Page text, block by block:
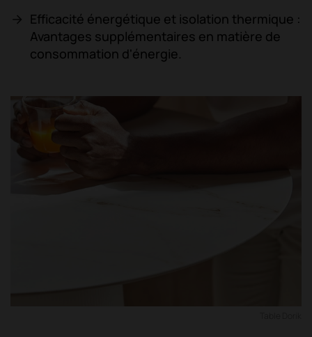
Efficacité énergétique et isolation thermique :
Avantages supplémentaires en matière de
consommation d'énergie.